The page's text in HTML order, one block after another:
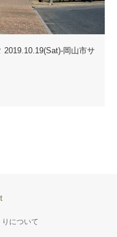
岡山市サ
について